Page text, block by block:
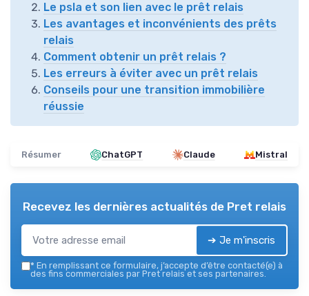
Le psla et son lien avec le prêt relais
Les avantages et inconvénients des prêts
relais
Comment obtenir un prêt relais ?
Les erreurs à éviter avec un prêt relais
Conseils pour une transition immobilière
réussie
Résumer ChatGPT Claude Mistral
Recevez les dernières actualités de Pret relais
➔ Je m'inscris
* En remplissant ce formulaire, j’accepte d’être contacté(e) à
des fins commerciales par Pret relais et ses partenaires.